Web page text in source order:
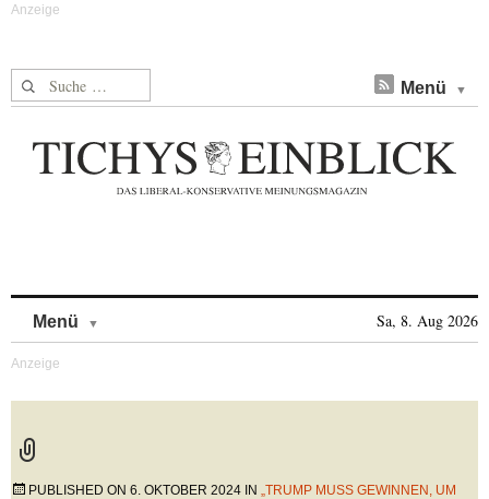
Suche nach: Menü
Menü Sa, 8. Aug 2026
PUBLISHED ON 6. OKTOBER 2024 IN „TRUMP MUSS GEWINNEN, UM